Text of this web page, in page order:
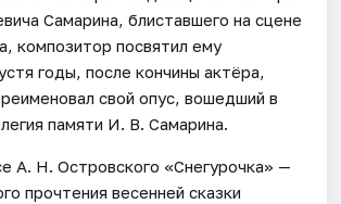
Самарина, блиставшего на сцене
композитор посвятил ему
годы, после кончины актёра,
свой опус, вошедший в
памяти И. В. Самарина.
А. Н. Островского «Снегурочка» —
прочтения весенней сказки